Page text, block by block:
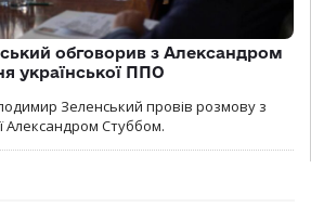
обговорив з Александром
української ППО
Зеленський провів розмову з
Александром Стуббом.